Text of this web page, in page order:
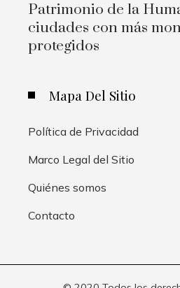
Patrimonio de la
ciudades con más
protegidos
Mapa Del Sitio
Política de Privacidad
Marco Legal del Sitio
Quiénes somos
Contacto